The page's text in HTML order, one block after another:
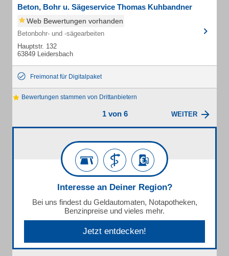
Beton, Bohr u. Sägeservice Thomas Kuhbandner
Web Bewertungen vorhanden
Betonbohr- und -sägearbeiten
Hauptstr. 132
63849 Leidersbach
Freimonat für Digitalpaket
Bewertungen stammen von Drittanbietern
1 von 6 WEITER
Interesse an Deiner Region?
Bei uns findest du Geldautomaten, Notapotheken,
Benzinpreise und vieles mehr.
Jetzt entdecken!